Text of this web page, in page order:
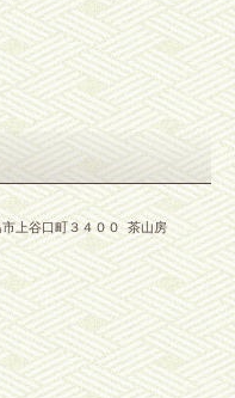
上谷口町３４００ 茶山房